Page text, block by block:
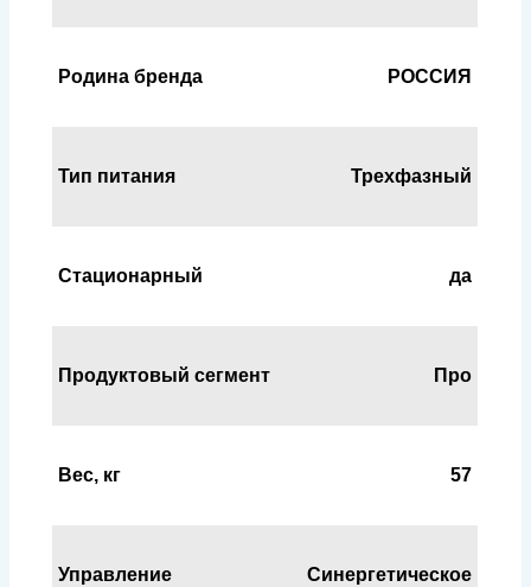
Родина бренда РОССИЯ
Тип питания Трехфазный
Стационарный да
Продуктовый сегмент Про
Вес, кг 57
Управление Синергетическое